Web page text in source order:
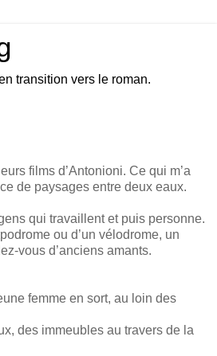
transition vers le roman.
films d’Antonioni. Ce qui m’a
de paysages entre deux eaux.
qui travaillent et puis personne.
ou d’un vélodrome, un
vous d’anciens amants.
femme en sort, au loin des
des immeubles au travers de la